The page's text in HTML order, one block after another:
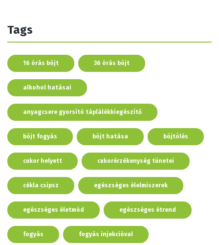
Tags
16 órás böjt 36 órás böjt
alkohol hatásai
anyagcsere gyorsító táplálékkiegészítő
böjt fogyás böjt hatása böjtölés
cukor helyett cukorérzékenység tünetei
cékla csipsz egészséges élelmiszerek
egészséges életmód egészséges étrend
fogyás fogyás injekcióval